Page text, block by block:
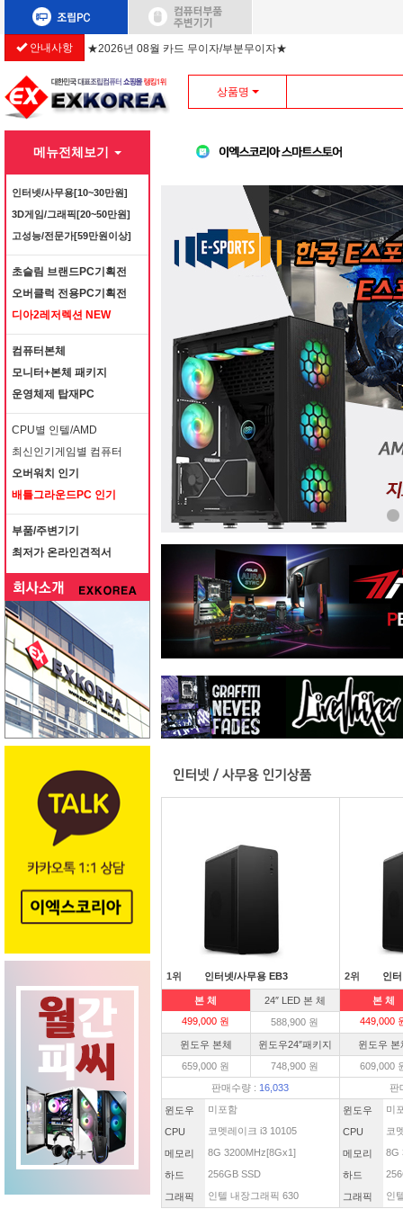
안내사항 ★2026년 08월 카드 무이자/부분무이자★
상품명
메뉴전체보기
인터넷/사무용[10~30만원]
3D게임/그래픽[20~50만원]
고성능/전문가[59만원이상]
초슬림 브랜드PC기획전
오버클럭 전용PC기획전
디아2레저렉션 NEW
컴퓨터본체
모니터+본체 패키지
운영체제 탑재PC
CPU별 인텔/AMD
최신인기게임별 컴퓨터
오버워치 인기
배틀그라운드PC 인기
부품/주변기기
최저가 온라인견적서
1위 인터넷/사무용 EB3
본 체
24″ LED 본 체
499,000 원
588,900 원
윈도우 본체
윈도우24″패키지
659,000 원
748,900 원
판매수량 : 16,033
윈도우 미포함
CPU 코멧레이크 i3 10105
메모리 8G 3200MHz[8Gx1]
하드 256GB SSD
그래픽 인텔 내장그래픽 630
2위 인
본 체
449,000
윈도우 본
609,000
판
윈도우 미
CPU 코
메모리 8G
하드
그래픽 인